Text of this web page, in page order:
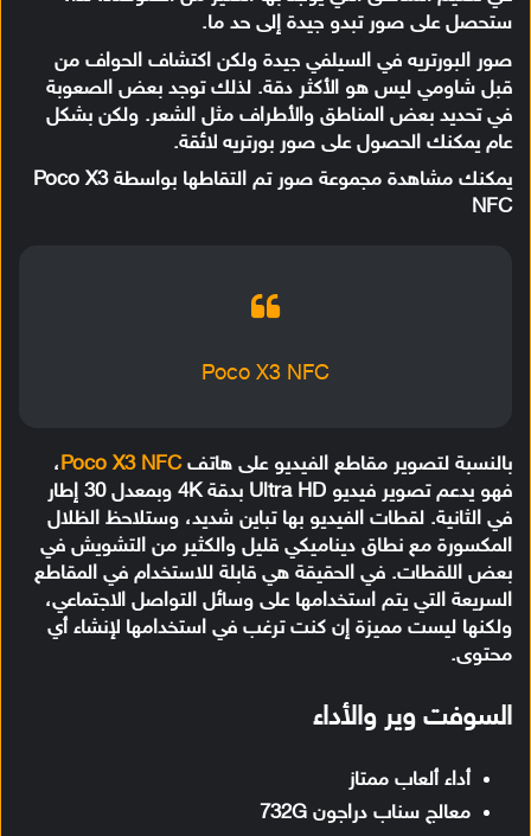
ستحصل على صور تبدو جيدة إلى حد ما.
صور البورتريه في السيلفي جيدة ولكن اكتشاف الحواف من
قبل شاومي ليس هو الأكثر دقة. لذلك توجد بعض الصعوبة
في تحديد بعض المناطق والأطراف مثل الشعر. ولكن بشكل
عام يمكنك الحصول على صور بورتريه لائقة.
يمكنك مشاهدة مجموعة صور تم التقاطها بواسطة Poco X3
NFC
Poco X3 NFC
بالنسبة لتصوير مقاطع الفيديو على هاتفPoco X3 NFC،
فهو يدعم تصوير فيديو Ultra HD بدقة 4K وبمعدل 30 إطار
في الثانية. لقطات الفيديو بها تباين شديد، وستلاحظ الظلال
المكسورة مع نطاق ديناميكي قليل والكثير من التشويش في
بعض اللقطات. في الحقيقة هي قابلة للاستخدام في المقاطع
السريعة التي يتم استخدامها على وسائل التواصل الاجتماعي،
ولكنها ليست مميزة إن كنت ترغب في استخدامها لإنشاء أي
محتوى.
السوفت وير والأداء
أداء ألعاب ممتاز
معالج سناب دراجون 732G